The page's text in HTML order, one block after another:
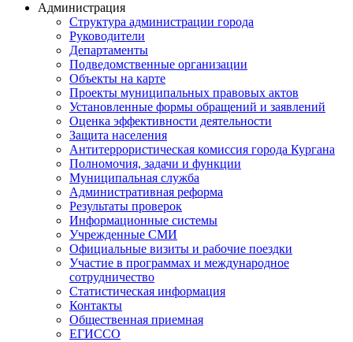
Администрация
Структура администрации города
Руководители
Департаменты
Подведомственные организации
Объекты на карте
Проекты муниципальных правовых актов
Установленные формы обращений и заявлений
Оценка эффективности деятельности
Защита населения
Антитеррористическая комиссия города Кургана
Полномочия, задачи и функции
Муниципальная служба
Административная реформа
Результаты проверок
Информационные системы
Учрежденные СМИ
Официальные визиты и рабочие поездки
Участие в программах и международное
сотрудничество
Статистическая информация
Контакты
Общественная приемная
ЕГИССО